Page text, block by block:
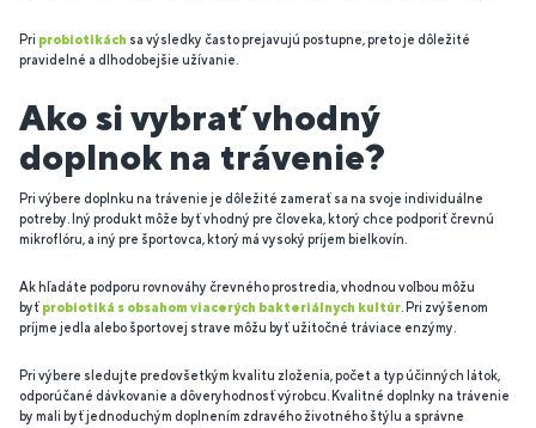
Pri probiotikách sa výsledky často prejavujú postupne, preto je dôležité
pravidelné a dlhodobejšie užívanie.
Ako si vybrať vhodný
doplnok na trávenie?
Pri výbere doplnku na trávenie je dôležité zamerať sa na svoje individuálne
potreby. Iný produkt môže byť vhodný pre človeka, ktorý chce podporiť črevnú
mikroflóru, a iný pre športovca, ktorý má vysoký príjem bielkovín.
Ak hľadáte podporu rovnováhy črevného prostredia, vhodnou voľbou môžu
byťprobiotiká s obsahom viacerých bakteriálnych kultúr . Pri zvýšenom
príjme jedla alebo športovej strave môžu byť užitočné tráviace enzýmy.
Pri výbere sledujte predovšetkým kvalitu zloženia, počet a typ účinných látok,
odporúčané dávkovanie a dôveryhodnosť výrobcu. Kvalitné doplnky na trávenie
by mali byť jednoduchým doplnením zdravého životného štýlu a správne